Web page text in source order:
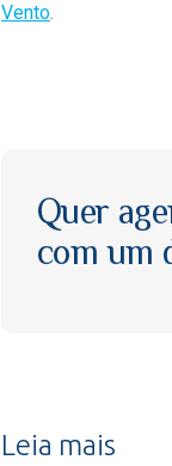
Vento.
Quer
com um
Leia mais